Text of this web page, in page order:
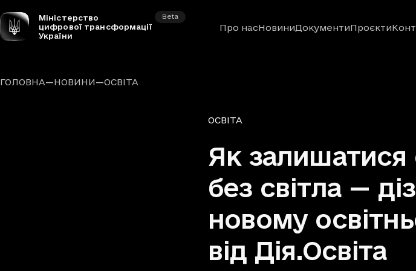
Міністерство
цифрової трансформації
України
Beta
Про насНовиниДокументиПроєкти
ГОЛОВНА—НОВИНИ—ОСВІТА
Рубрики
ОСВІТА
Як залишатися
без світла —
новому
від Дія.Освіта